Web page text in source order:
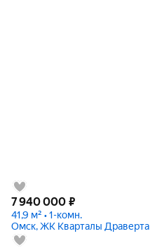
7 940 000 ₽
41,9 м² • 1-комн.
Омск, ЖК Кварталы Драверта